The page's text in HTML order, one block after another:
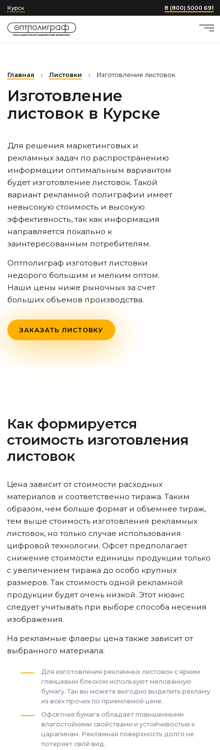
Курск 8 (800) 5000 691
Главная › Листовки › Изготовление листовок
Изготовление
листовок в Курске
Для решения маркетинговых и
рекламных задач по распространению
информации оптимальным вариантом
будет изготовление листовок. Такой
вариант рекламной полиграфии имеет
невысокую стоимость и высокую
эффективность, так как информация
направляется локально к
заинтересованным потребителям.
Оптполиграф изготовит листовки
недорого большим и мелким оптом.
Наши цены ниже рыночных за счет
больших объемов производства.
ЗАКАЗАТЬ ЛИСТОВКУ
Как формируется
стоимость изготовления
листовок
Цена зависит от стоимости расходных
материалов и соответственно тиража. Таким
образом, чем больше формат и объемнее тираж,
тем выше стоимость изготовления рекламных
листовок, но только случае использования
цифровой технологии. Офсет предполагает
снижение стоимости единицы продукции только
с увеличением тиража до особо крупных
размеров. Так стоимость одной рекламной
продукции будет очень низкой. Этот нюанс
следует учитывать при выборе способа несения
изображения.
На рекламные флаеры цена также зависит от
выбранного материала:
Для изготовления рекламных листовок с ярким
глянцевым блеском используют мелованную
бумагу. Так вы можете выгодно выделить рекламу
из всех прочих по приемлемой цене.
Офсетная бумага обладает повышенными
влагостойкими свойствами и устойчивостью к
царапинам. Рекламная поверхность долго не
потеряет свой вид.